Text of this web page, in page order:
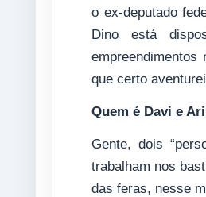
o ex-deputado
Dino está
que certo
Quem é Davi e
Gente, dois
trabalham nos
das feras, nesse